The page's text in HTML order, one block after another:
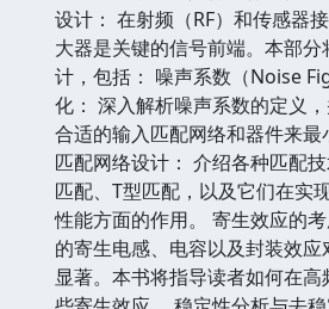
设计： 在射频（RF）和传感器
大器是关键的信号前端。本部
计，包括： 噪声系数（Noise
化： 深入解析噪声系数的定义
合适的输入匹配网络和器件来
匹配网络设计： 介绍各种匹配
匹配、T型匹配，以及它们在实
性能方面的作用。 寄生效应的
的寄生电感、电容以及封装效
显著。本书将指导读者如何在